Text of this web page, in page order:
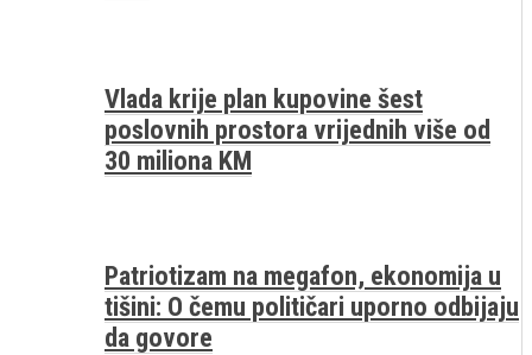
Vlada krije plan kupovine šest
poslovnih prostora vrijednih više od
30 miliona KM
Patriotizam na megafon, ekonomija u
tišini: O čemu političari uporno odbijaju
da govore